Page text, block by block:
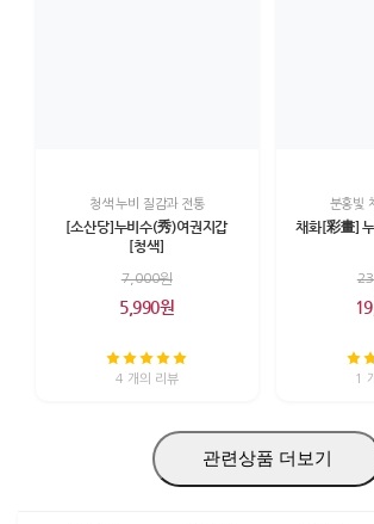
청색 누비 질감과 전통
[소산당]누비수(秀)여권지갑
[청색]
7,000원
5,990원
4 개의 리뷰
분홍빛
채화[彩畫]
1
관련상품 더보기